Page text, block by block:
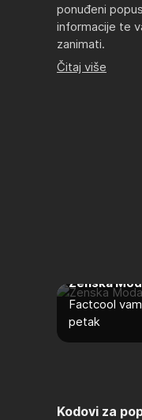
ponuđeni
informacije te
zanimati.
Čitaj više
Ženska
Factcool
petak
Kodovi za